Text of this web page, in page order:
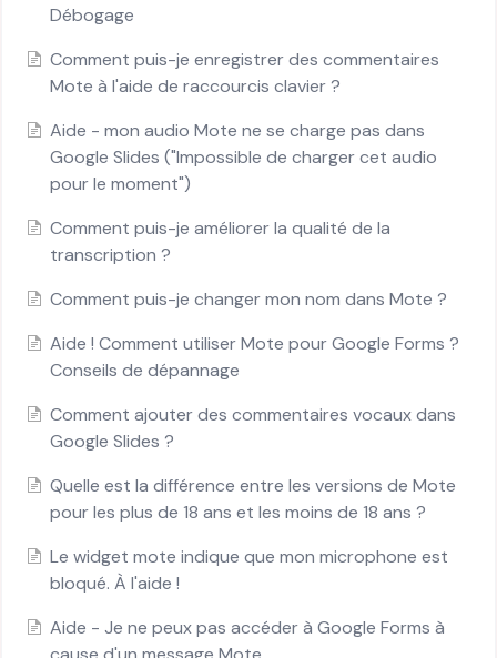
Débogage
Comment puis-je enregistrer des commentaires
Mote à l'aide de raccourcis clavier ?
Aide - mon audio Mote ne se charge pas dans
Google Slides ("Impossible de charger cet audio
pour le moment")
Comment puis-je améliorer la qualité de la
transcription ?
Comment puis-je changer mon nom dans Mote ?
Aide ! Comment utiliser Mote pour Google Forms ?
Conseils de dépannage
Comment ajouter des commentaires vocaux dans
Google Slides ?
Quelle est la différence entre les versions de Mote
pour les plus de 18 ans et les moins de 18 ans ?
Le widget mote indique que mon microphone est
bloqué. À l'aide !
Aide - Je ne peux pas accéder à Google Forms à